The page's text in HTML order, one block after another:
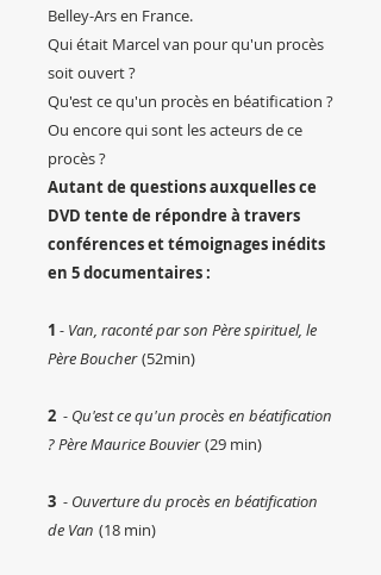
Belley-Ars en France.
Qui était Marcel van pour qu'un procès
soit ouvert ?
Qu'est ce qu'un procès en béatification ?
Ou encore qui sont les acteurs de ce
procès ?
Autant de questions auxquelles ce
DVD tente de répondre à travers
conférences et témoignages inédits
en 5 documentaires :
1 - Van, raconté par son Père spirituel, le
Père Boucher (52min)
2 - Qu'est ce qu'un procès en béatification
? Père Maurice Bouvier (29 min)
3 - Ouverture du procès en béatification
de Van (18 min)